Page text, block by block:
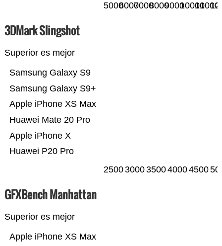
500060007000800090001000011000
3DMark Slingshot
Superior es mejor
Huawei P20 Pro
Apple iPhone X
Huawei Mate 20 Pro
Apple iPhone XS Max
Samsung Galaxy S9+
Samsung Galaxy S9
25003000350040004500
GFXBench Manhattan
Superior es mejor
Apple iPhone XS Max